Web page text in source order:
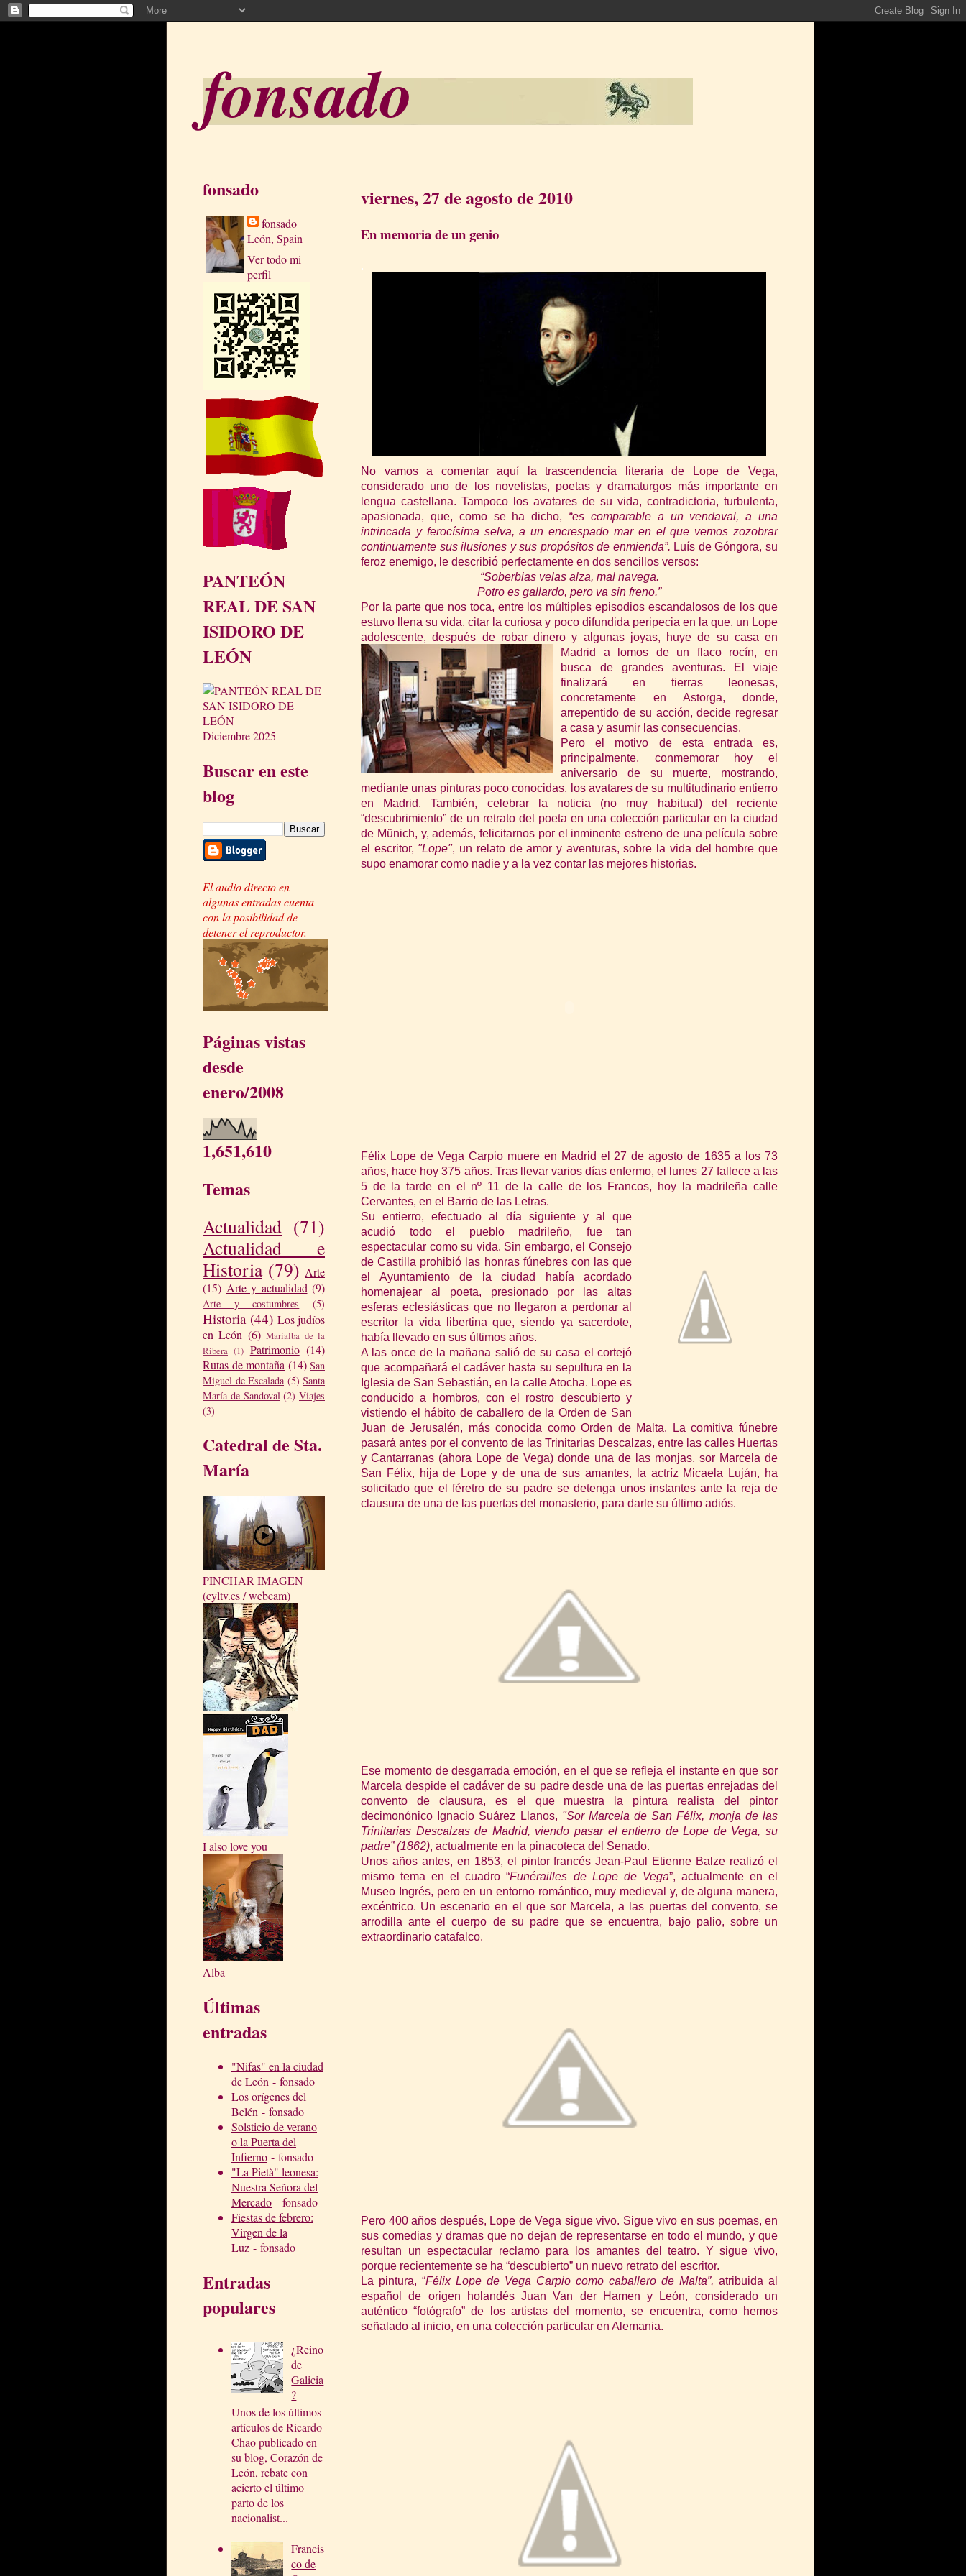
fonsado
fonsado
fonsado
León, Spain
Ver todo mi
perfil
PANTEÓN
REAL DE SAN
ISIDORO DE
LEÓN
Diciembre 2025
Buscar en este
blog
El audio directo en
algunas entradas cuenta
con la posibilidad de
detener el reproductor.
Páginas vistas
desde
enero/2008
1,651,610
Temas
Actualidad (71)
Actualidad e
Historia (79) Arte
(15) Arte y actualidad (9)
Arte y costumbres (5)
Historia (44) Los judíos
en León (6) Marialba de la
Ribera (1) Patrimonio (14)
Rutas de montaña (14) San
Miguel de Escalada (5) Santa
María de Sandoval (2) Viajes
(3)
Catedral de Sta.
María
PINCHAR IMAGEN
(cyltv.es / webcam)
I also love you
Alba
Últimas
entradas
"Nifas" en la ciudad
de León - fonsado
Los orígenes del
Belén - fonsado
Solsticio de verano
o la Puerta del
Infierno - fonsado
"La Pietà" leonesa:
Nuestra Señora del
Mercado - fonsado
Fiestas de febrero:
Virgen de la
Luz - fonsado
Entradas
populares
¿Reino
de
Galicia
?
Unos de los últimos
artículos de Ricardo
Chao publicado en
su blog, Corazón de
León, rebate con
acierto el último
parto de los
nacionalist...
Francis
co de
viernes, 27 de agosto de 2010
En memoria de un genio
.
No vamos a comentar aquí la trascendencia literaria de Lope de Vega,
considerado uno de los novelistas, poetas y dramaturgos más importante en
lengua castellana. Tampoco los avatares de su vida, contradictoria, turbulenta,
apasionada, que, como se ha dicho, “es comparable a un vendaval, a una
intrincada y ferocísima selva, a un encrespado mar en el que vemos zozobrar
continuamente sus ilusiones y sus propósitos de enmienda”. Luís de Góngora, su
feroz enemigo, le describió perfectamente en dos sencillos versos:
“Soberbias velas alza, mal navega.
Potro es gallardo, pero va sin freno.”
Por la parte que nos toca, entre los múltiples episodios escandalosos de los que
estuvo llena suvida, citar la curiosa y poco difundida peripecia en la que, un Lope
adolescente, después de robar dinero y algunas joyas,
huye de su casa en
Madrid a lomos de un flaco rocín, en
busca de grandes aventuras. El viaje
finalizará en tierras leonesas,
concretamente en Astorga, donde,
arrepentido de su acción, decide regresar
a casa y asumir las consecuencias.
Pero el motivo de esta entrada es,
principalmente, conmemorar hoy el
aniversario de su muerte, mostrando,
mediante unas pinturas poco conocidas, los avatares de su multitudinario entierro
en Madrid. También, celebrar la noticia (no muy habitual) del reciente
“descubrimiento” de un retrato del poeta en una colección particular en la ciudad
de Münich, y, además, felicitarnos por el inminente estreno de una película sobre
el escritor, "Lope", un relato de amor y aventuras, sobre la vida del hombre que
supo enamorar como nadie y a la vez contar las mejores historias.
Félix Lope de Vega Carpio muere en Madrid el 27 de agosto de 1635 a los 73
años, hace hoy 375 años. Tras llevar varios días enfermo, el lunes 27 fallece a las
5 de la tarde en el nº 11 de la calle de los Francos, hoy la madrileña calle
Cervantes, en el Barrio de las Letras.
Su entierro, efectuado al día siguiente y al que
acudió todo el pueblo madrileño, fue tan
espectacular como su vida. Sin embargo, el Consejo
de Castilla prohibió las honras fúnebres con las que
el Ayuntamiento de la ciudad había acordado
homenajear al poeta, presionado por las altas
esferas eclesiásticas que no llegaron a perdonar al
escritor la vida libertina que, siendo ya sacerdote,
había llevado en sus últimos años.
A las once de la mañana salió de su casa el cortejó
que acompañará el cadáver hasta su sepultura en la
Iglesia de San Sebastián, en la calle Atocha. Lope es
conducido a hombros, con el rostro descubierto y
vistiendo el hábito de caballero de la Orden de San
Juan de Jerusalén, más conocida como Orden de Malta. La comitiva fúnebre
pasará antes por el convento de las Trinitarias Descalzas, entre las calles Huertas
y Cantarranas (ahora Lope de Vega) donde una de las monjas, sor Marcela de
San Félix, hija de Lope y de una de sus amantes, la actríz Micaela Luján, ha
solicitado que el féretro de su padre se detenga unos instantes ante la reja de
clausura de una de las puertas del monasterio, para darle su último adiós.
Ese momento de desgarrada emoción, en el que se refleja el instante en que sor
Marcela despide el cadáver de su padre desde una de las puertas enrejadas del
convento de clausura, es el que muestra la pintura realista del pintor
decimonónico Ignacio Suárez Llanos, "Sor Marcela de San Félix, monja de las
Trinitarias Descalzas de Madrid, viendo pasar el entierro de Lope de Vega, su
padre” (1862), actualmente en la pinacoteca del Senado.
Unos años antes, en 1853, el pintor francés Jean-Paul Etienne Balze realizó el
mismo tema en el cuadro “Funérailles de Lope de Vega”, actualmente en el
Museo Ingrés, pero en un entorno romántico, muy medieval y, de alguna manera,
excéntrico. Un escenario en el que sor Marcela, a las puertas del convento, se
arrodilla ante el cuerpo de su padre que se encuentra, bajo palio, sobre un
extraordinario catafalco.
Pero 400 años después, Lope de Vega sigue vivo. Sigue vivo en sus poemas, en
sus comedias y dramas que no dejan de representarse en todo el mundo, y que
resultan un espectacular reclamo para los amantes del teatro. Y sigue vivo,
porque recientemente se ha “descubierto” un nuevo retrato del escritor.
La pintura, “Félix Lope de Vega Carpio como caballero de Malta”, atribuida al
español de origen holandés Juan Van der Hamen y León, considerado un
auténtico “fotógrafo” de los artistas del momento, se encuentra, como hemos
señalado al inicio, en una colección particular en Alemania.